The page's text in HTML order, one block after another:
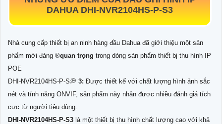
DAHUA DHI-NVR2104HS-P-S3
Nhà cung cấp thiết bị an ninh hàng đầu Dahua đã giới thiệu một sản
phẩm mới đáng ®️quan trọng trong dòng sản phẩm thiết bị thu hình IP
POE
DHI-NVR2104HS-P-S️💭 3: Được thiết kế với chất lượng hình ảnh sắc
nét và tính năng ONVIF, sản phẩm này nhận được nhiều đánh giá tích
cực từ người tiêu dùng.
DHI-NVR2104HS-P-S3 là một thiết bị thu hình chất lượng cao với khả